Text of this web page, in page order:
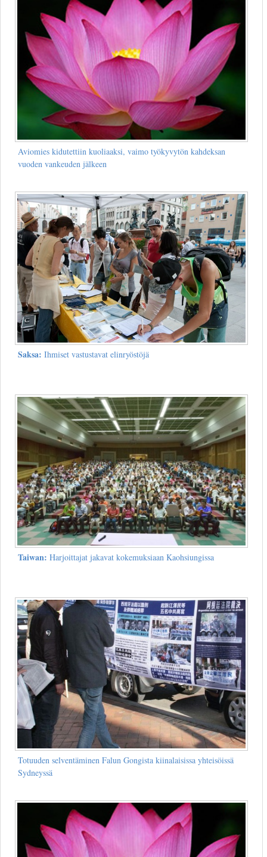
Aviomies kidutettiin kuoliaaksi, vaimo työkyvytön kahdeksan
vuoden vankeuden jälkeen
Saksa: Ihmiset vastustavat elinryöstöjä
Taiwan: Harjoittajat jakavat kokemuksiaan Kaohsiungissa
Totuuden selventäminen Falun Gongista kiinalaisissa yhteisöissä
Sydneyssä